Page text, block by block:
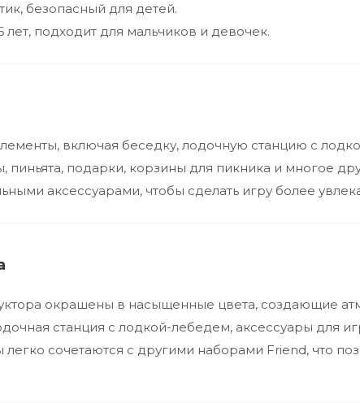
безопасный для детей.
лет, подходит для мальчиков и девочек.
включая беседку, лодочную станцию с
подарки, корзины для пикника и многое
аксессуарами, чтобы сделать игру более
окрашены в насыщенные цвета, создающие
станция с лодкой-лебедем, аксессуары для
легко сочетаются с другими наборами Friend, что